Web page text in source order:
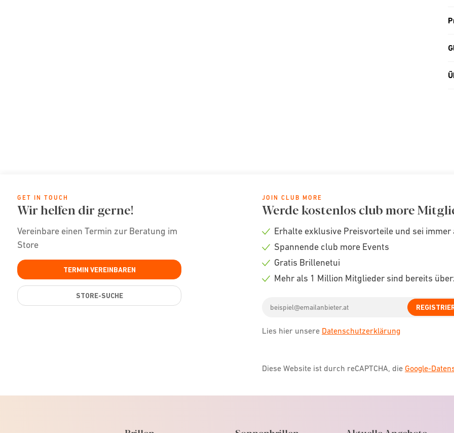
GET IN TOUCH
Wir helfen dir gerne!
Vereinbare einen Termin zur Beratung im
Store
TERMIN VEREINBAREN
STORE-SUCHE
JOIN CLUB MORE
Werde kostenlos club more
Check
Erhalte exklusive Preisvorteile und sei
Check
Spannende club more Events
Check
Gratis Brillenetui
Mehr als 1 Million Mitglieder sind bereits
address
Lies hier unsere Datenschutzerklärung
Diese Website ist durch reCAPTCHA, die Google-